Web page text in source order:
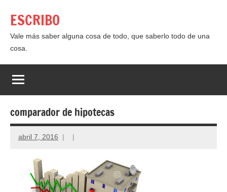
contenido
ESCRIBO
Vale más saber alguna cosa de todo, que saberlo todo de una
cosa.
comparador de hipotecas
abril 7, 2016